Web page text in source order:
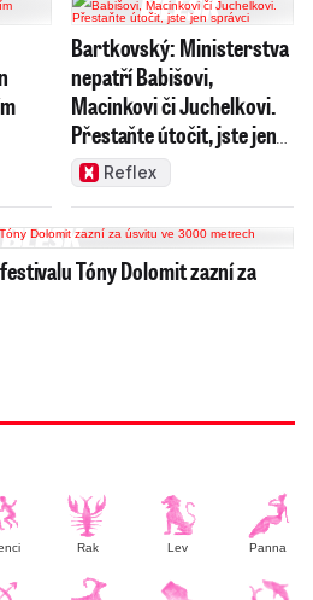
Bartkovský: Ministerstva
nepatří Babišovi,
Macinkovi či Juchelkovi.
Přestaňte útočit, jste jen
správci
Reflex
Tóny Dolomit zazní za
Rak Lev Panna